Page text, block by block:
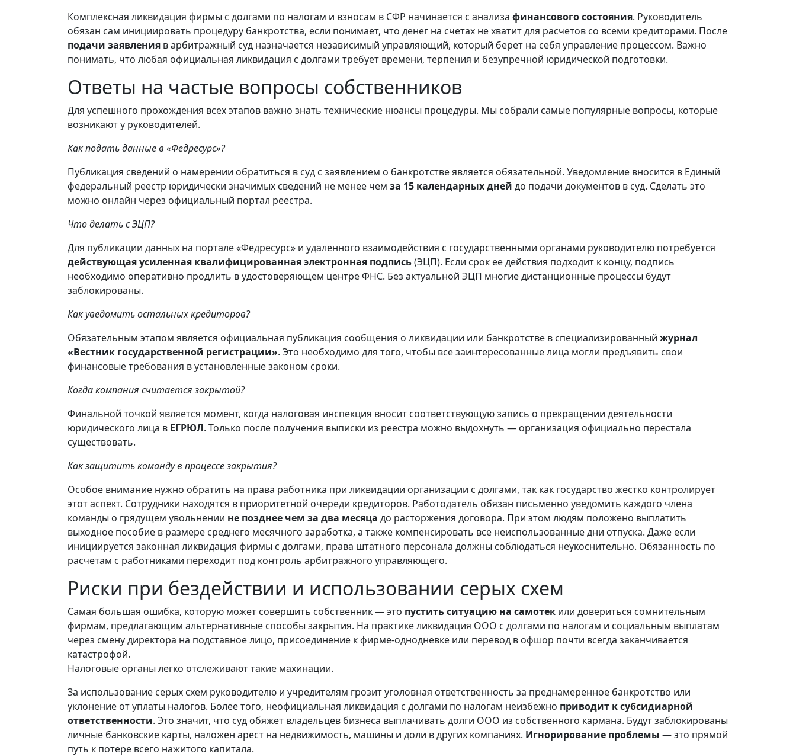
Комплексная ликвидация фирмы с долгами по налогам и взносам в СФР начинается с анализа финансового состояния. Руководитель
обязан сам инициировать процедуру банкротства, если понимает, что денег на счетах не хватит для расчетов со всеми кредиторами. После
подачи заявления в арбитражный суд назначается независимый управляющий, который берет на себя управление процессом. Важно
понимать, что любая официальная ликвидация с долгами требует времени, терпения и безупречной юридической подготовки.
Ответы на частые вопросы собственников
Для успешного прохождения всех этапов важно знать технические нюансы процедуры. Мы собрали самые популярные вопросы, которые
возникают у руководителей.
Как подать данные в «Федресурс»?
Публикация сведений о намерении обратиться в суд с заявлением о банкротстве является обязательной. Уведомление вносится в Единый
федеральный реестр юридически значимых сведений не менее чем за 15 календарных дней до подачи документов в суд. Сделать это
можно онлайн через официальный портал реестра.
Что делать с ЭЦП?
Для публикации данных на портале «Федресурс» и удаленного взаимодействия с государственными органами руководителю потребуется
действующая усиленная квалифицированная электронная подпись(ЭЦП). Если срок ее действия подходит к концу, подпись
необходимо оперативно продлить в удостоверяющем центре ФНС. Без актуальной ЭЦП многие дистанционные процессы будут
заблокированы.
Как уведомить остальных кредиторов?
Обязательным этапом является официальная публикация сообщения о ликвидации или банкротстве в специализированный журнал
«Вестник государственной регистрации». Это необходимо для того, чтобы все заинтересованные лица могли предъявить свои
финансовые требования в установленные законом сроки.
Когда компания считается закрытой?
Финальной точкой является момент, когда налоговая инспекция вносит соответствующую запись о прекращении деятельности
юридического лица в ЕГРЮЛ. Только после получения выписки из реестра можно выдохнуть — организация официально перестала
существовать.
Как защитить команду в процессе закрытия?
Особое внимание нужно обратить на права работника при ликвидации организации с долгами, так как государство жестко контролирует
этот аспект. Сотрудники находятся в приоритетной очереди кредиторов. Работодатель обязан письменно уведомить каждого члена
команды о грядущем увольнении не позднее чем за два месяца до расторжения договора. При этом людям положено выплатить
выходное пособие в размере среднего месячного заработка, а также компенсировать все неиспользованные дни отпуска. Даже если
инициируется законная ликвидация фирмы с долгами, права штатного персонала должны соблюдаться неукоснительно. Обязанность по
расчетам с работниками переходит под контроль арбитражного управляющего.
Риски при бездействии и использовании серых схем
Самая большая ошибка, которую может совершить собственник — это пустить ситуацию на самотек или довериться сомнительным
фирмам, предлагающим альтернативные способы закрытия. На практике ликвидация ООО с долгами по налогам и социальным выплатам
через смену директора на подставное лицо, присоединение к фирме-однодневке или перевод в офшор почти всегда заканчивается
катастрофой.
Налоговые органы легко отслеживают такие махинации.
За использование серых схем руководителю и учредителям грозит уголовная ответственность за преднамеренное банкротство или
уклонение от уплаты налогов. Более того, неофициальная ликвидация с долгами по налогам неизбежно приводит к субсидиарной
ответственности. Это значит, что суд обяжет владельцев бизнеса выплачивать долги ООО из собственного кармана. Будут заблокированы
личные банковские карты, наложен арест на недвижимость, машины и доли в других компаниях. Игнорирование проблемы — это прямой
путь к потере всего нажитого капитала.